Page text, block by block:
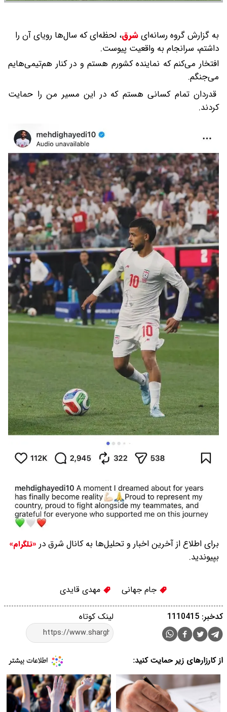
به گزارش گروه رسانه‌ایشرق، لحظه‌ای که سال‌ها رویای آن را
داشتم، سرانجام به واقعیت پیوست.
افتخار می‌کنم که نماینده کشورم هستم و در کنار هم‌تیمی‌هایم
می‌جنگم.
قدردان تمام کسانی هستم که در این مسیر من را حمایت
کردند.
برای اطلاع از آخرین اخبار و تحلیل‌ها به کانال شرق در «تلگرام»
بپیوندید.
جام جهانی مهدی قایدی
لینک کوتاه کدخبر: 1110415
از کارزارهای زیر حمایت کنید: